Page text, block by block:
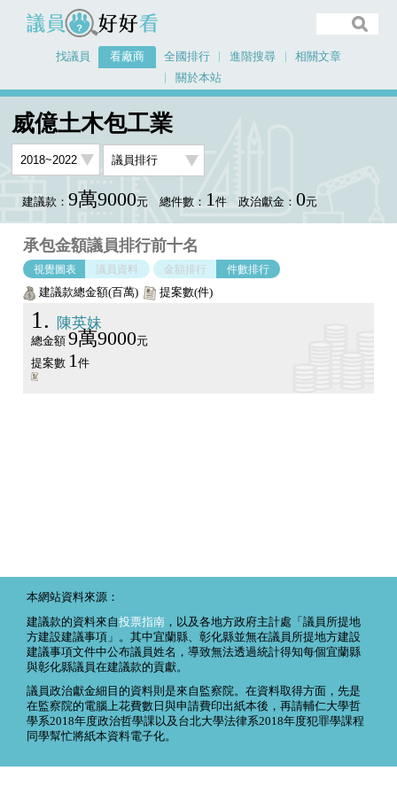
議員好好看
找議員 看廠商 全國排行 進階搜尋
相關文章
關於本站
威億土木包工業
建議款： 9萬9000元 總件數： 1件 政治獻金： 0元
承包金額議員排行前十名
視覺圖表 議員資料 金額排行 件數排行
建議款總金額(百萬) 提案數(件)
1 陳英妹
總金額 9萬9000元
提案數 1件
本網站資料來源：
建議款的資料來自投票指南 ，以及各地方政府主計處「議員所提地
方建設建議事項」。其中宜蘭縣、彰化縣並無在議員所提地方建設
建議事項文件中公布議員姓名，導致無法透過統計得知每個宜蘭縣
與彰化縣議員在建議款的貢獻。
議員政治獻金細目的資料則是來自監察院。在資料取得方面，先是
在監察院的電腦上花費數日與申請費印出紙本後，再請輔仁大學哲
學系2018年度政治哲學課以及台北大學法律系2018年度犯罪學課程
同學幫忙將紙本資料電子化。